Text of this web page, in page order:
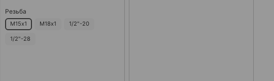
Резьба
М15х1 М18х1 1/2"-20
1/2"-28